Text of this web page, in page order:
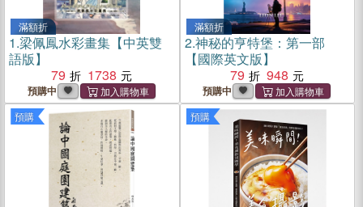
滿額折
1.梁佩鳳水彩畫集【中英雙
語版】
79
1738
預購中
滿額折
2.神秘的亨特堡：第一部
【國際英文版】
79
948
預購中
預購 預購